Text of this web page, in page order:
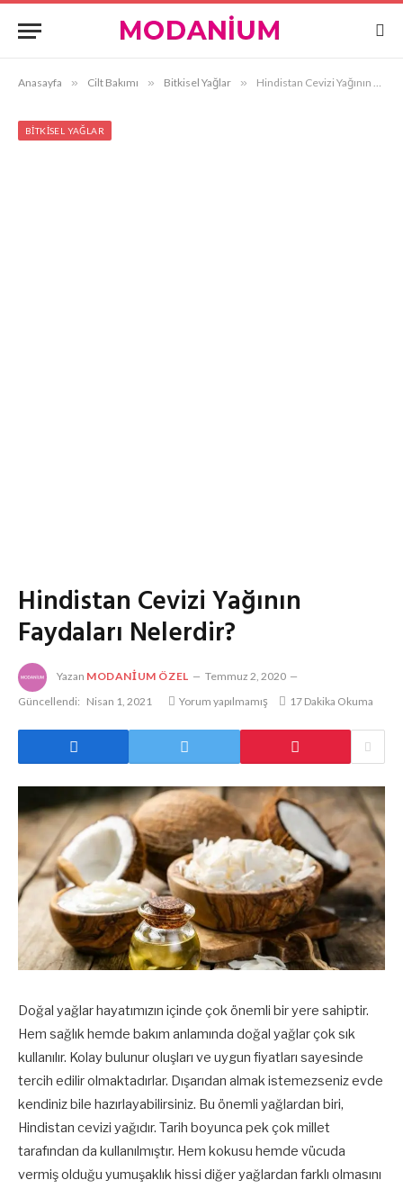
Anasayfa » Cilt Bakımı » Bitkisel Yağlar » Hindistan Cevizi Yağının Faydaları Nelerdir?
BITKISEL YAĞLAR
Hindistan Cevizi Yağının
Faydaları Nelerdir?
Yazan MODANIUM ÖZEL
Temmuz 2, 2020
Güncellendi: Nisan 1, 2021 Yorum yapılmamış 17 Dakika Okuma
Doğal yağlar hayatımızın içinde çok önemli bir yere sahiptir.
Hem sağlık hemde bakım anlamında doğal yağlar çok sık
kullanılır. Kolay bulunur oluşları ve uygun fiyatları sayesinde
tercih edilir olmaktadırlar. Dışarıdan almak istemezseniz evde
kendiniz bile hazırlayabilirsiniz. Bu önemli yağlardan biri,
Hindistan cevizi yağıdır. Tarih boyunca pek çok millet
tarafından da kullanılmıştır. Hem kokusu hemde vücuda
vermiş olduğu yumuşaklık hissi diğer yağlardan farklı olmasını